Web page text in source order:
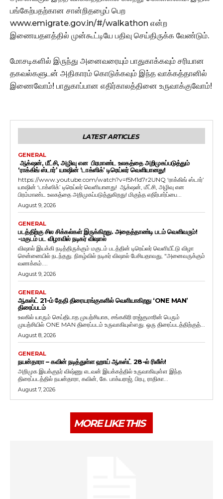
பங்கேற்பதற்கான சான்றிதழைப் பெற
www.emigrate.gov.in/#/walkathon என்ற
இணையதளத்தில் முன்கூட்டியே பதிவு செய்திருக்க வேண்டும்.
மோசடிகளில் இருந்து அனைவரையும் பாதுகாக்கவும் சரியான
தகவல்களுடன் அதிகாரம் கொடுக்கவும் இந்த வாக்கத்தானில்
இணைவோம்! பாதுகாப்பான எதிர்காலத்தினை உருவாக்குவோம்!
LATEST ARTICLES
GENERAL
ஆக்‌ஷன், மீட்சி, அழிவு என பிரமாண்ட உலகத்தை அறிமுகப்படுத்தும்
‘ராக்கிங் ஸ்டார்’ யாஷின் ‘டாக்ஸிக்’ டிரெய்லர் வெளியானது!
https://www.youtube.com/watch?v=f5M1d7r2UNQ ‘ராக்கிங் ஸ்டார்’
யாஷின் ‘டாக்ஸிக்’ டிரெய்லர் வெளியானது! ஆக்‌ஷன், மீட்சி, அழிவு என
பிரம்மாண்ட உலகத்தை அறிமுகப்படுத்துகிறது! மிகுந்த எதிர்பார்ப்பை...
August 9, 2026
GENERAL
படத்திற்கு சில சிக்கல்கள் இருக்கிறது. அதைத்தாண்டி படம் வெளிவரும்!
-மகுடம் பட விழாவில் நடிகர் விஷால்
விஷால் இயக்கி நடித்திருக்கும் மகுடம் படத்தின் டிரெய்லர் வெளியீட்டு விழா
சென்னையில் நடந்தது. நிகழ்வில் நடிகர் விஷால் பேசியதாவது, "அனைவருக்கும்
வணக்கம்....
August 9, 2026
GENERAL
ஆகஸ்ட் 21-ம் தேதி திரையரங்குகளில் வெளியாகிறது ‘ONE MAN’
திரைப்படம்
உலகில் யாரும் செய்திடாத முயற்சியாக, சங்ககிரி ராஜ்குமாரின் பெரும்
முயற்சியில் ONE MAN திரைப்படம் உருவாகியுள்ளது. ஒரு திரைப்படத்திற்குத்...
August 8, 2026
GENERAL
நயன்தாரா – கவின் நடித்துள்ள ஹாய் ஆகஸ்ட் 28-ல் ரிலீஸ்!
அறிமுக இயக்குநர் விஷ்ணு எடவன் இயக்கத்தில் உருவாகியுள்ள இந்த
திரைப்படத்தில் நயன்தாரா, கவின், கே. பாக்யராஜ், பிரபு, ராதிகா...
August 7, 2026
MORE LIKE THIS